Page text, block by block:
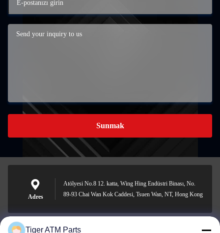
Sunmak
Adres
Atölyesi No.8 12. katta, Wing Hing Endüstri Binası, No.
89-93 Chai Wan Kok Caddesi, Tsuen Wan, NT, Hong Kong
Tiger ATM Parts